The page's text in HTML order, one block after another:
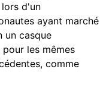
d'un
ayant marché
un casque
les mêmes
comme